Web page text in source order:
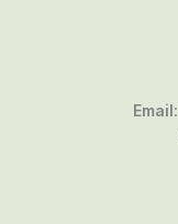
Email: